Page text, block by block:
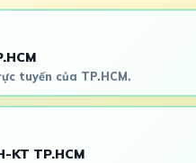
tuyến của TP.HCM.
KT TP.HCM